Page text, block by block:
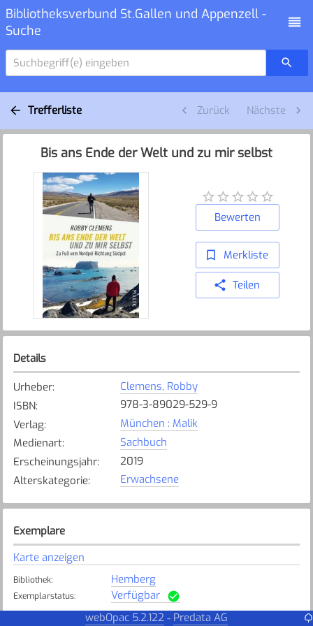
Bibliotheksverbund St.Gallen und Appenzell -
Suche
Suchbegriff(e) eingeben
Trefferliste Zurück Nächste
Bis ans Ende der Welt und zu mir selbst
Bewerten
Merkliste
Teilen
Details
Urheber:
Clemens, Robby
ISBN:
978-3-89029-529-9
Verlag:
München : Malik
Medienart:
Sachbuch
Erscheinungsjahr:
2019
Alterskategorie: Erwachsene
Exemplare
Karte anzeigen
Bibliothek: Hemberg
Exemplarstatus: Verfügbar
webOpac 5.2.122 - Predata AG